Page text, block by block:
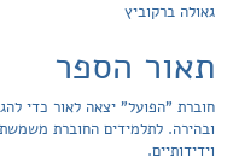
גאולה ברקוביץ
תאור הספר
חוברת "הפועל" יצאה לאור כדי
ובהירה. לתלמידים החוברת
וידידותיים.